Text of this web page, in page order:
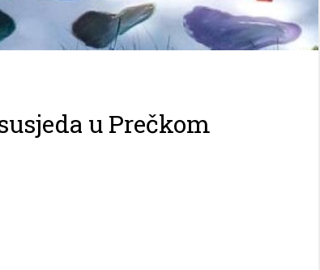
u Prečkom